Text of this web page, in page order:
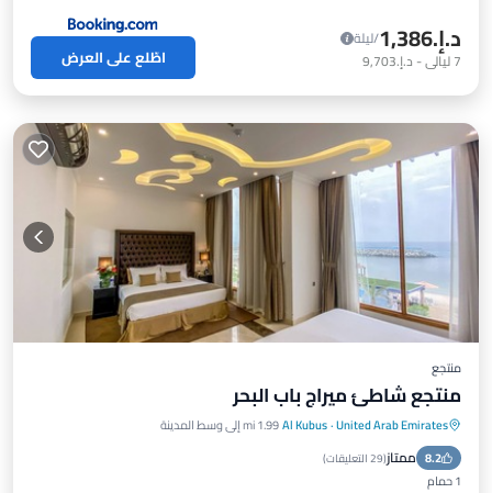
د.إ.‏1,386
/ليلة
7ليالي- د.إ.‏9,703 اطّلع على العرض
منتجع
منتجع شاطئ ميراج باب البحر
United Arab Emirates
·
Al Kubus1.99 mi إلى وسط المدينة
8.2 ممتاز(29 التعليقات )
1 حمام
حوض استحمام ساخن
إفطار
موقف سيارات